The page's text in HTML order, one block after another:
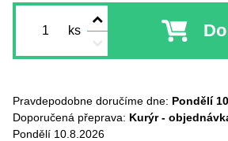
ks
Pravdepodobne doručíme dne: Pondělí
Kurýr -
Pondělí 10.8.2026